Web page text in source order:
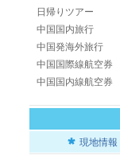
日帰りツアー
中国国内旅行
中国発海外旅行
中国国際線航空券
中国国内線航空券
現地情報